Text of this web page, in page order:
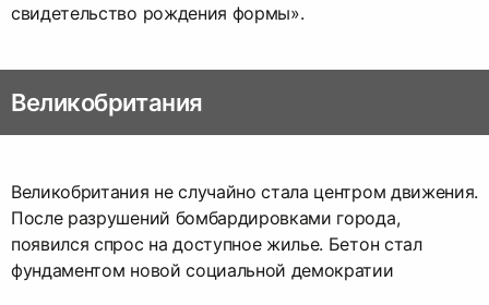
свидетельство рождения формы».
Великобритания
Великобритания не случайно стала центром движения.
После разрушений бомбардировками города,
появился спрос на доступное жилье. Бетон стал
фундаментом новой социальной демократии